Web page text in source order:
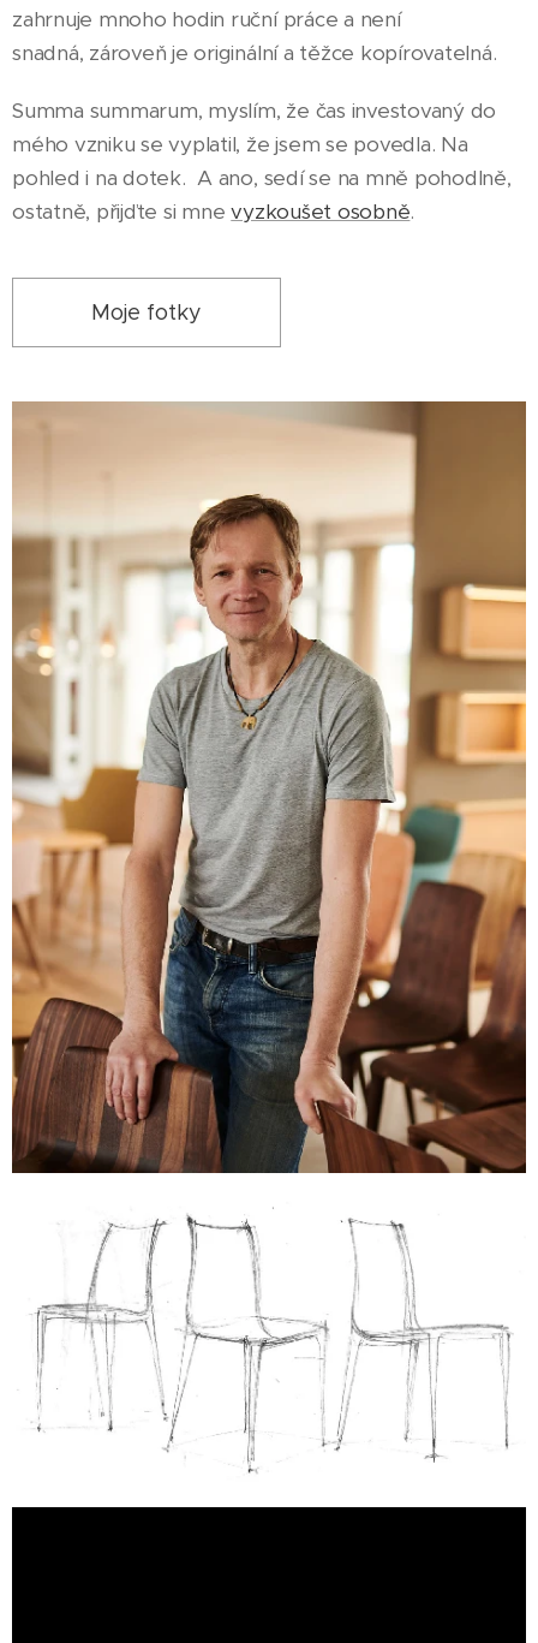
zahrnuje mnoho hodin ruční práce a není
snadná, zároveň je originální a těžce kopírovatelná.
Summa summarum, myslím, že čas investovaný do
mého vzniku se vyplatil, že jsem se povedla. Na
pohled i na dotek. A ano, sedí se na mně pohodlně,
ostatně, přijďte si mnevyzkoušet osobně.
Moje fotky